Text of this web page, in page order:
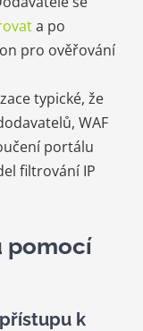
a po
pro ověřování
typické, že
WAF
portálu
filtrování IP
pomocí
k